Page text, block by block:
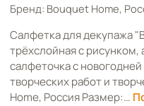
Бренд: Bouquet Home,
Салфетка для декупажа
трёхслойная с
салфеточка с
творческих работ и
Home, Россия Размер:…